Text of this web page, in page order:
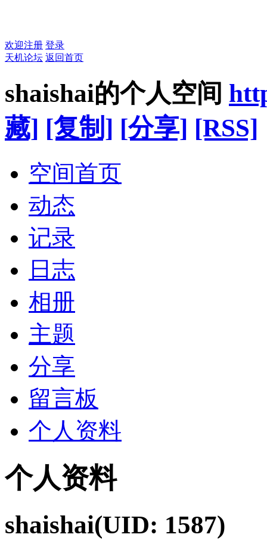
欢迎注册 登录
天机论坛 返回首页
shaishai的个人空间
藏] [复制] [分享] [RSS]
空间首页
动态
记录
日志
相册
主题
分享
留言板
个人资料
个人资料
shaishai(UID: 1587)